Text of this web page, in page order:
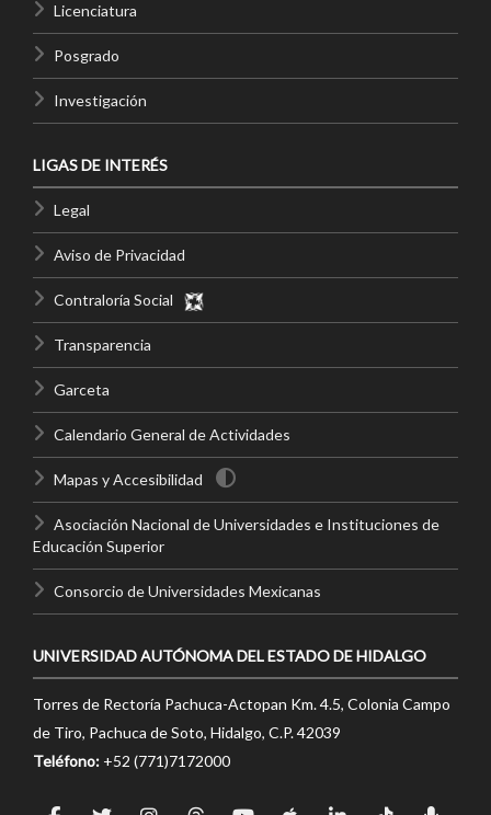
Licenciatura
Posgrado
Investigación
LIGAS DE INTERÉS
Legal
Aviso de Privacidad
Contraloría Social
Transparencia
Garceta
Calendario General de Actividades
Mapas y Accesibilidad
Asociación Nacional de Universidades e Instituciones de
Educación Superior
Consorcio de Universidades Mexicanas
UNIVERSIDAD AUTÓNOMA DEL ESTADO DE HIDALGO
Torres de Rectoría Pachuca-Actopan Km. 4.5, Colonia Campo
de Tiro, Pachuca de Soto, Hidalgo, C.P. 42039
Teléfono: +52 (771)7172000